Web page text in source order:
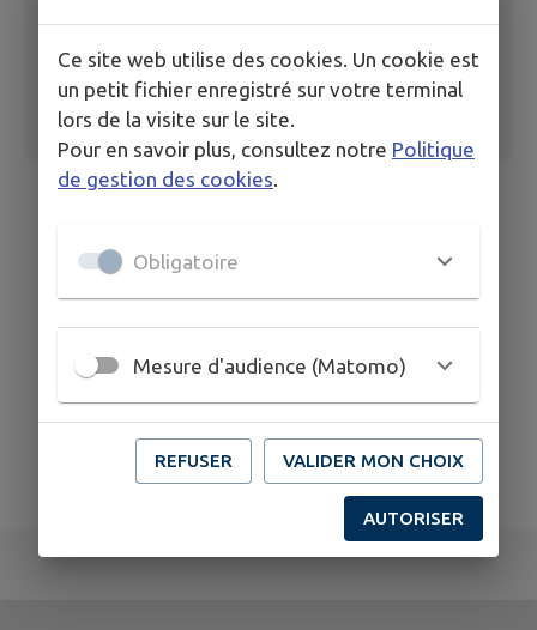
Ce site web utilise des cookies. Un cookie est
un petit fichier enregistré sur votre terminal
lors de la visite sur le site.
Pour en savoir plus, consultez notre Politique
de gestion des cookies.
Obligatoire
Mesure d'audience (Matomo)
REFUSER VALIDER MON CHOIX
AUTORISER